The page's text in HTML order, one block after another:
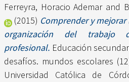
Ferreyra, Horacio Ademarand
(2015) Comprender y
organización del trabajo
profesional. Educación
desafíos. mundos escolares
Universidad Católica de